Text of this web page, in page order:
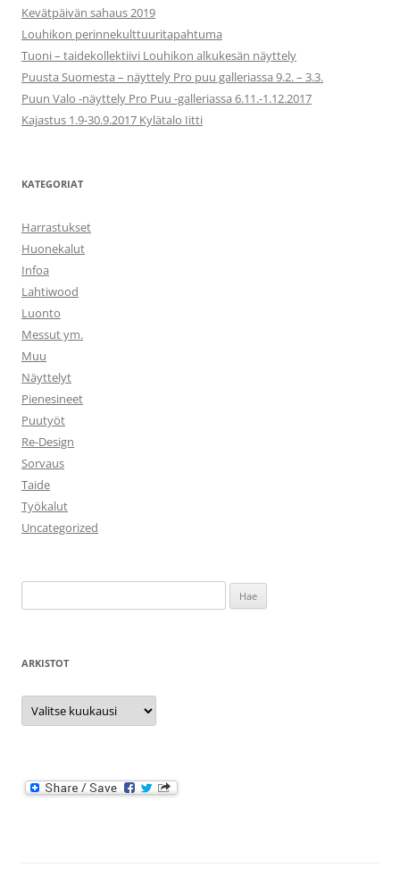
Kevätpäivän sahaus 2019
Louhikon perinnekulttuuritapahtuma
Tuoni – taidekollektiivi Louhikon alkukesän näyttely
Puusta Suomesta – näyttely Pro puu galleriassa 9.2. – 3.3.
Puun Valo -näyttely Pro Puu -galleriassa 6.11.-1.12.2017
Kajastus 1.9-30.9.2017 Kylätalo Iitti
KATEGORIAT
Harrastukset
Huonekalut
Infoa
Lahtiwood
Luonto
Messut ym.
Muu
Näyttelyt
Pienesineet
Puutyöt
Re-Design
Sorvaus
Taide
Työkalut
Uncategorized
ARKISTOT
Arkistot